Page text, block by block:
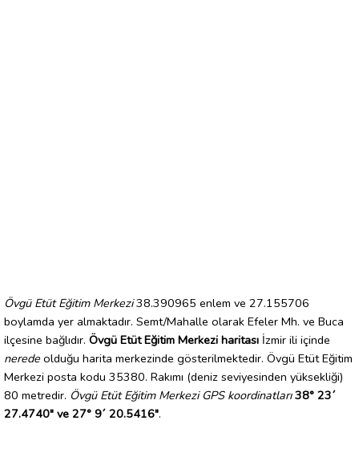
Övgü Etüt Eğitim Merkezi38.390965 enlem ve 27.155706
boylamda yer almaktadır. Semt/Mahalle olarak Efeler Mh. ve Buca
ilçesine bağlıdır. Övgü Etüt Eğitim Merkezi haritası İzmir ili içinde
nerede olduğu harita merkezinde gösterilmektedir. Övgü Etüt Eğitim
Merkezi posta kodu 35380. Rakımı (deniz seviyesinden yüksekliği)
80 metredir. Övgü Etüt Eğitim Merkezi GPS koordinatları 38° 23´
27.4740" ve 27° 9´ 20.5416".